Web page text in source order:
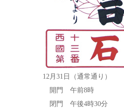
12月31日（通常通り）
開門 午前8時
閉門 午後4時30分